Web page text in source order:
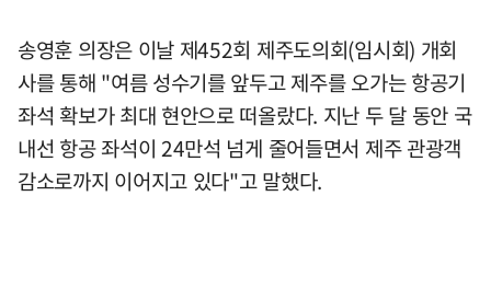
송영훈 의장은 이날 제452회 제주도의회(임시회) 개회
사를 통해 "여름 성수기를 앞두고 제주를 오가는 항공기
좌석 확보가 최대 현안으로 떠올랐다. 지난 두 달 동안 국
내선 항공 좌석이 24만석 넘게 줄어들면서 제주 관광객
감소로까지 이어지고 있다"고 말했다.